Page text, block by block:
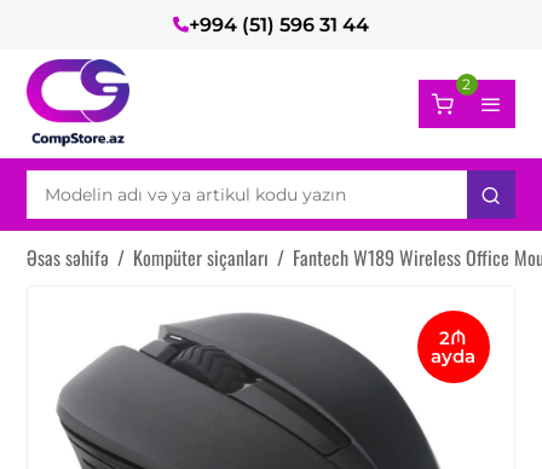
+994 (51) 596 31 44
2
Əsas səhifə / Kompüter siçanları / Fantech W189 Wireless Office
2₼
ayda